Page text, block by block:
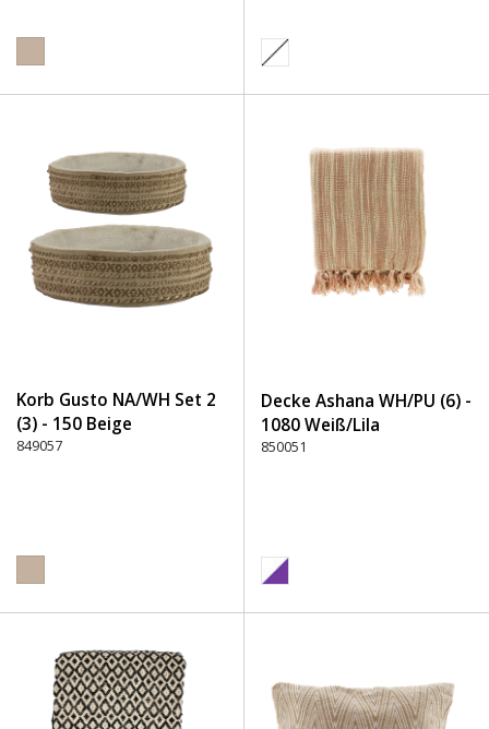
Korb Gusto NA/WH Set 2
(3) - 150 Beige
849057
Decke Ashana WH/PU (6) -
1080 Weiß/Lila
850051